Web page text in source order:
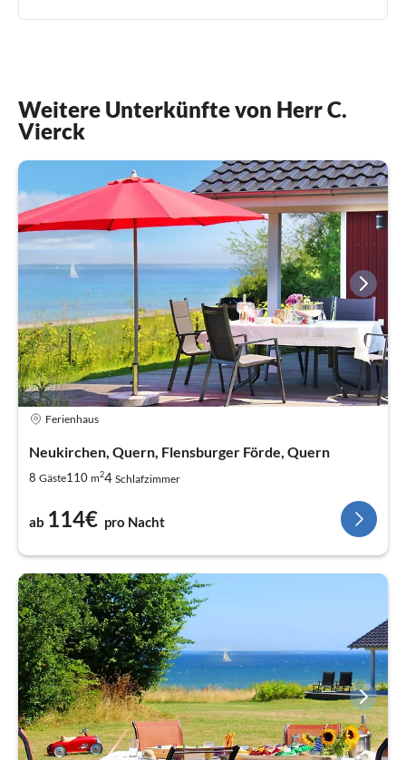
Weitere Unterkünfte von Herr C.
Vierck
Ferienhaus
Neukirchen, Quern, Flensburger Förde, Quern
8 Gäste110 m24 Schlafzimmer
ab 114€ pro Nacht